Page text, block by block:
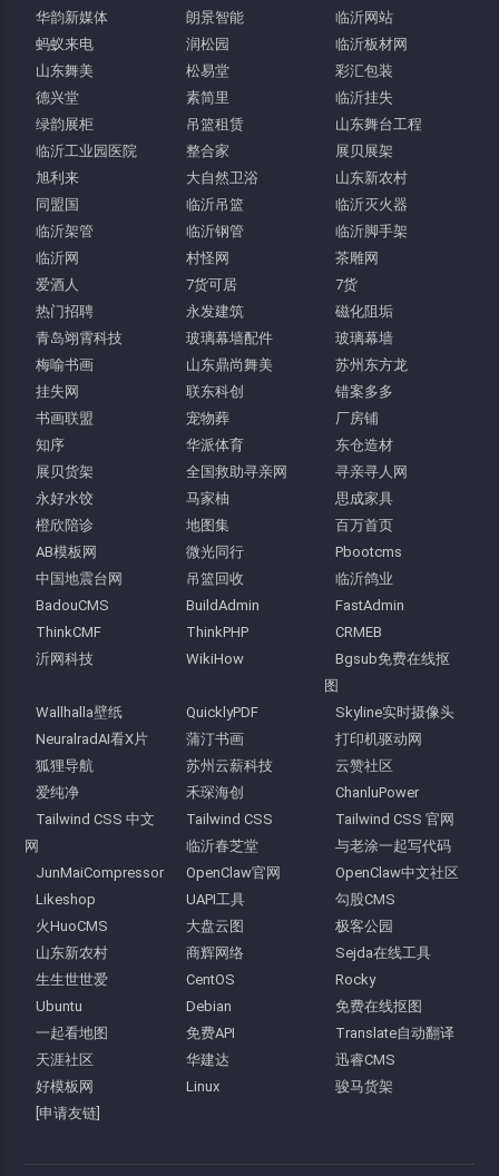
华韵新媒体
朗景智能
临沂网站
蚂蚁来电
润松园
临沂板材网
山东舞美
松易堂
彩汇包装
德兴堂
素简里
临沂挂失
绿韵展柜
吊篮租赁
山东舞台工程
临沂工业园医院
整合家
展贝展架
旭利来
大自然卫浴
山东新农村
同盟国
临沂吊篮
临沂灭火器
临沂架管
临沂钢管
临沂脚手架
临沂网
村怪网
茶雕网
爱酒人
7货可居
7货
热门招聘
永发建筑
磁化阻垢
青岛翊霄科技
玻璃幕墙配件
玻璃幕墙
梅喻书画
山东鼎尚舞美
苏州东方龙
挂失网
联东科创
错案多多
书画联盟
宠物葬
厂房铺
知序
华派体育
东仓造材
展贝货架
全国救助寻亲网
寻亲寻人网
永好水饺
马家柚
思成家具
橙欣陪诊
地图集
百万首页
AB模板网
微光同行
Pbootcms
中国地震台网
吊篮回收
临沂鸽业
BadouCMS
BuildAdmin
FastAdmin
ThinkCMF
ThinkPHP
CRMEB
沂网科技
WikiHow
Bgsub免费在线抠
图
Wallhalla壁纸
QuicklyPDF
Skyline实时摄像头
NeuralradAI看X片
蒲汀书画
打印机驱动网
狐狸导航
苏州云薪科技
云赞社区
爱纯净
禾琛海创
ChanluPower
Tailwind CSS 中文
网
Tailwind CSS
Tailwind CSS 官网
临沂春芝堂
与老涂一起写代码
JunMaiCompressor
OpenClaw官网
OpenClaw中文社区
Likeshop
UAPI工具
勾股CMS
火HuoCMS
大盘云图
极客公园
山东新农村
商辉网络
Sejda在线工具
生生世世爱
CentOS
Rocky
Ubuntu
Debian
免费在线抠图
一起看地图
免费API
Translate自动翻译
天涯社区
华建达
迅睿CMS
好模板网
Linux
骏马货架
[申请友链]